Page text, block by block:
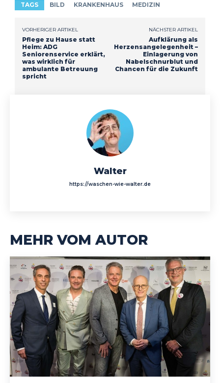
TAGS BILD KRANKENHAUS MEDIZIN
VORHERIGER ARTIKEL
Pflege zu Hause statt
Heim: ADG
Seniorenservice erklärt,
was wirklich für
ambulante Betreuung
spricht
NÄCHSTER ARTIKEL
Aufklärung als
Herzensangelegenheit –
Einlagerung von
Nabelschnurblut und
Chancen für die Zukunft
Walter
https://waschen-wie-walter.de
MEHR VOM AUTOR